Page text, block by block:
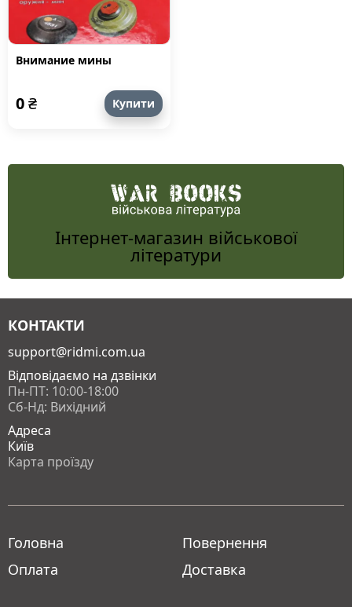
Внимание мины
0₴ Купити
Інтернет-магазин військової
літератури
КОНТАКТИ
support@ridmi.com.ua
Відповідаємо на дзвінки
Пн-ПТ: 10:00-18:00
Сб-Нд: Вихідний
Адреса
Київ
Карта проїзду
Головна
Оплата
Повернення
Доставка